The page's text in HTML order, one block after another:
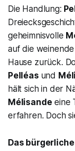
Die Handlung:
geheimnisvolle
auf die
Hause zurück.
Pelléas und
hält sich in der
Mélisande eine
erfahren. Doch
Das